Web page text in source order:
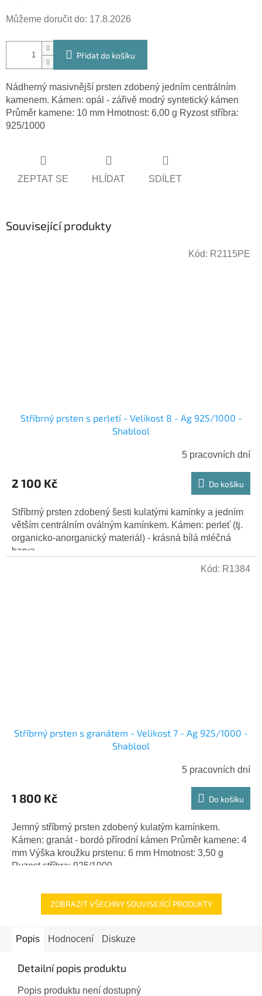
Můžeme doručit do: 17.8.2026
Přidat do košíku
Nádherný masivnější prsten zdobený jedním centrálním
kamenem. Kámen: opál - zářivě modrý syntetický kámen
Průměr kamene: 10 mm Hmotnost: 6,00 g Ryzost stříbra:
925/1000
ZEPTAT SE HLÍDAT SDÍLET
Související produkty
Stříbrný prsten s perletí - Velikost 8 - Ag 925/1000 -
Shablool
5 pracovních dní
2 100 Kč Do košíku
Stříbrný prsten zdobený šesti kulatými kamínky a jedním
větším centrálním oválným kamínkem. Kámen: perleť (tj.
organicko-anorganický materiál) - krásná bílá mléčná
barva...
Kód: R2115PE
Stříbrný prsten s granátem - Velikost 7 - Ag 925/1000 -
Shablool
5 pracovních dní
1 800 Kč Do košíku
Jemný stříbrný prsten zdobený kulatým kamínkem.
Kámen: granát - bordó přírodní kámen Průměr kamene: 4
mm Výška kroužku prstenu: 6 mm Hmotnost: 3,50 g
Ryzost stříbra: 925/1000
Kód: R1384
ZOBRAZIT VŠECHNY SOUVISEJÍCÍ PRODUKTY
Popis Hodnocení Diskuze
Detailní popis produktu
Popis produktu není dostupný